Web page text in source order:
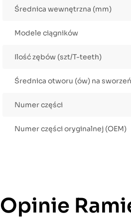
Średnica wewnętrzna (mm)
Modele ciągników
Ilość zębów (szt/T-teeth)
Średnica otworu (ów) na
Numer części
Numer części oryginalnej (OEM)
Opinie